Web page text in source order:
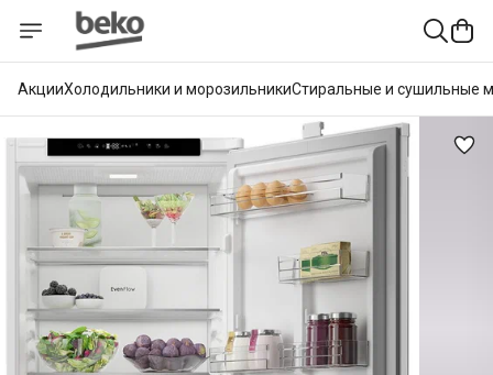
АкцииХолодильники и морозильникиСтиральные и сушильные